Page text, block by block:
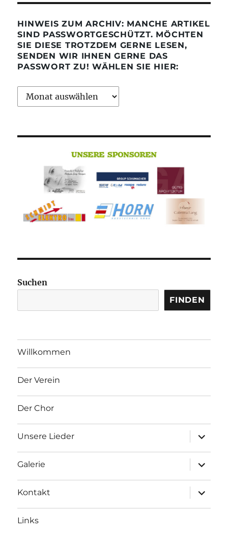
HINWEIS ZUM ARCHIV: MANCHE ARTIKEL
SIND PASSWORTGESCHÜTZT. MÖCHTEN
SIE DIESE TROTZDEM GERNE LESEN,
SENDEN WIR IHNEN GERNE DAS
PASSWORT ZU! WÄHLEN SIE HIER:
Suchen
FINDEN
Willkommen
Der Verein
Der Chor
Unsere Lieder
Galerie
Kontakt
Links